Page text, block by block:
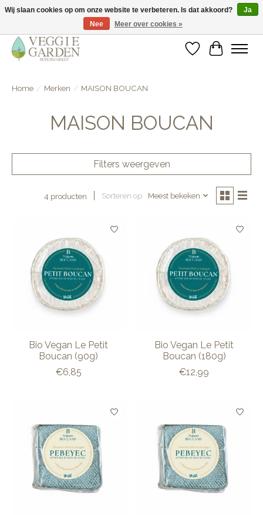
vegan & veggie products | free store pick-up
Verlanglijst
Home / Merken / MAISON BOUCAN
MAISON BOUCAN
Filters weergeven
4 producten Sorteren op Meest bekeken
Bio Vegan Le Petit
Boucan (90g)
€6,85
Bio Vegan Le Petit
Boucan (180g)
€12,99
Wij slaan cookies op om onze website te verbeteren. Is dat akkoord?
Ja
Nee
Meer over cookies »